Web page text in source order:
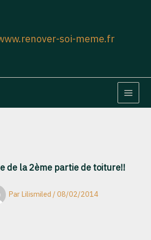
soi-meme.fr
MAIN
de la 2ème partie de toiture!!
Par Lilismiled / 08/02/2014